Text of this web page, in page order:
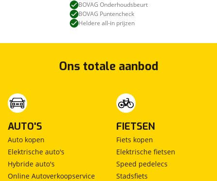
BOVAG Onderhoudsbeurt
BOVAG Puntencheck
Heldere all-in prijzen
Ons totale aanbod
AUTO'S
Auto kopen
Elektrische auto's
Hybride auto's
Online Autoverkoopservice
FIETSEN
Fiets kopen
Elektrische fietsen
Speed pedelecs
Stadsfiets